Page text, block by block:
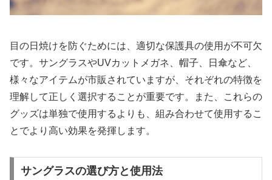
目の日焼けを防ぐためには、適切な保護具の使用が不可欠
です。サングラスやUVカットメガネ、帽子、日傘など、
様々なアイテムが市販されていますが、それぞれの特徴を
理解して正しく選択することが重要です。また、これらの
グッズは単独で使用するよりも、組み合わせて使用するこ
とでより高い効果を発揮します。
サングラスの選び方と使用法